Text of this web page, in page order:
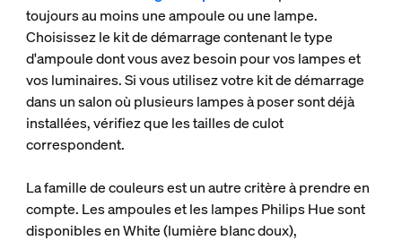
toujours au moins une ampoule ou une lampe.
Choisissez le kit de démarrage contenant le type
d'ampoule dont vous avez besoin pour vos lampes et
vos luminaires. Si vous utilisez votre kit de démarrage
dans un salon où plusieurs lampes à poser sont déjà
installées, vérifiez que les tailles de culot
correspondent.
La famille de couleurs est un autre critère à prendre en
compte. Les ampoules et les lampes Philips Hue sont
disponibles en White (lumière blanc doux),